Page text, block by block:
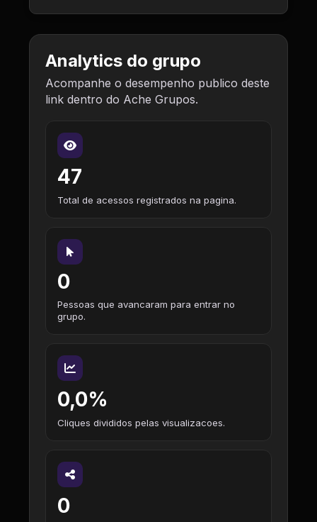
Analytics do grupo
Acompanhe o desempenho publico deste
link dentro do Ache Grupos.
47
Total de acessos registrados na pagina.
0
Pessoas que avancaram para entrar no
grupo.
0,0%
Cliques divididos pelas visualizacoes.
0